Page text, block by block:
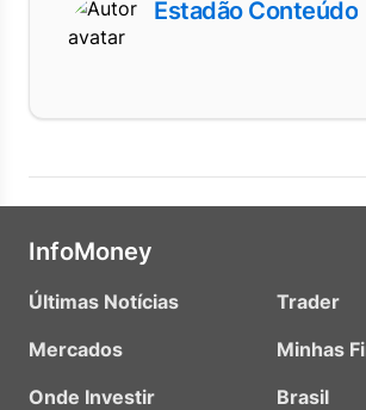
Estadão Conteúdo
InfoMoney
Últimas Notícias
Mercados
Onde Investir
Trader
Minhas
Brasil